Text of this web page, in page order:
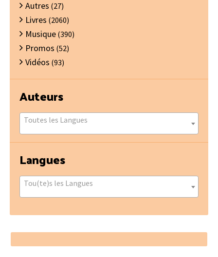
principale
Autres (27)
Livres (2060)
Musique (390)
Promos (52)
Vidéos (93)
Auteurs
Toutes les Langues
Langues
Tou(te)s les Langues
Footer